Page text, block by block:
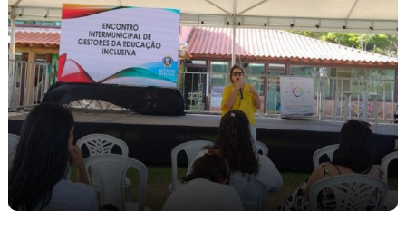
25
Redação